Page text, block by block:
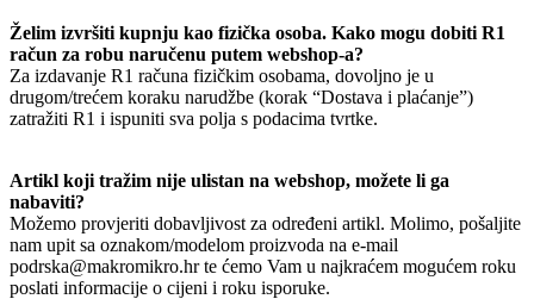
Želim izvršiti kupnju kao fizička osoba. Kako mogu dobiti R1
račun za robu naručenu putem webshop-a?
Za izdavanje R1 računa fizičkim osobama, dovoljno je u
drugom/trećem koraku narudžbe (korak “Dostava i plaćanje”)
zatražiti R1 i ispuniti sva polja s podacima tvrtke.
Artikl koji tražim nije ulistan na webshop, možete li ga
nabaviti?
Možemo provjeriti dobavljivost za određeni artikl. Molimo, pošaljite
nam upit sa oznakom/modelom proizvoda na e-mail
podrska@makromikro.hr te ćemo Vam u najkraćem mogućem roku
poslati informacije o cijeni i roku isporuke.